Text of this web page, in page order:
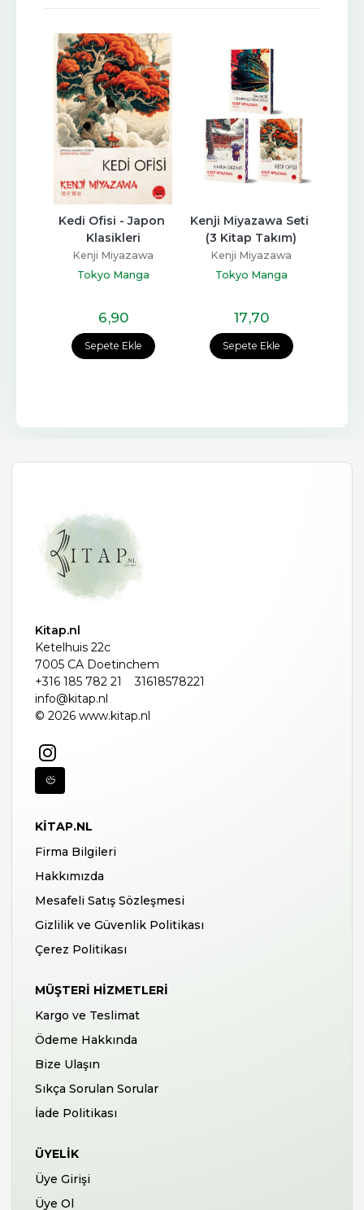
Sepete Ekle
Kedi Ofisi - Japon
Klasikleri
Kenji Miyazawa
Tokyo Manga
6,90
Sepete Ekle
Kenji Miyazawa Seti
(3 Kitap Takım)
Kenji Miyazawa
Tokyo Manga
17,70
Kitap.nl
Ketelhuis 22c
7005 CA Doetinchem
+316 185 782 21
31618578221
info@kitap.nl
© 2026 www.kitap.nl
KITAP.NL
Firma Bilgileri
Hakkımızda
Mesafeli Satış Sözleşmesi
Gizlilik ve Güvenlik Politikası
Çerez Politikası
MÜŞTERI HIZMETLERI
Kargo ve Teslimat
Ödeme Hakkında
Bize Ulaşın
Sıkça Sorulan Sorular
İade Politikası
ÜYELIK
Üye Girişi
Üye Ol